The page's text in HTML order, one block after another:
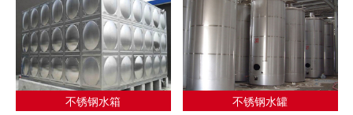
不锈钢水箱 不锈钢水罐